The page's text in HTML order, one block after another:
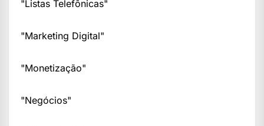
"Listas Telefônicas"
"Marketing Digital"
"Monetização"
"Negócios"